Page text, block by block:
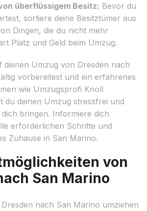
überflüssigem Besitz: Bevor du
sortiere deine Besitztümer aus
Dingen, die du nicht mehr
Platz und Geld beim Umzug.
deinen Umzug von Dresden nach
vorbereitest und ein erfahrenes
wie Umzugsprofi Knoll
du deinen Umzug stressfrei und
bringen. Informiere dich
erforderlichen Schritte und
Zuhause in San Marino.
von
San Marino
nach San Marino umziehen